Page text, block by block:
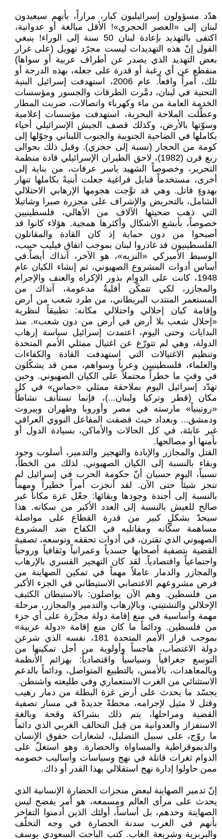
هدّد مسؤولون إسرائيليون كبار، مراراً، بأنهم سيعيدون
لبنان إلى «العصر الحجري»! الأقل مبالغة أو عدوانية،
اكتفى بالتهديد بإعادة لبنان 50 سنة إلى الوراء! ينبغي
القول إنّ هذه التهديدات ليست مجرّد تهويل (على غرار
بعض التهديد الذي يصدر عن أطراف عربية أو سواها)
منقطع عن أي رغبة أو قدرة على جعله، بهذه الدرجة أو
تلك، أمراً واقعاً. عام 2006، استهدفت إسرائيل البنية
التحتية في لبنان، دمَّرت الطرقات والجسور ومؤسسات
الخدمة العامة من ماء وكهرباء واتصالات، ضربت المطار
وعطَّلت الملاحة البحرية، استهدفت مؤسسات إعلامية
وسوّتها بالأرض، وكذلك قصف الجيش الإسرائيلي أحياء
بكاملها في الضاحية الجنوبية والجنوب اللبناني وحوّلها إلى
كومة من الحجار (نسبة إلى حجري). وقبل ذلك بحوالى
ربع قرن (1982)، لاحق الطيران الإسرائيلي قادة منظمة
التحرير، وخصوصاً الشهيد ياسر عرفات، من بناية إلى
أخرى، مستخدماً قنابل فراغية جعلت أبنيةً بكاملها تنهار
بهدوءٍ قاتل. وهي قد توَّجت هجومها الإرهابي الاحتلالي
الشامل، بالتحريض والإشراف على مجزرة صبرا وشاتيلا
التي ذهب ضحيتها الآلاف من الأهالي، فلسطينيين
خصوصاً، بأبشع الأشكال وأكثرها همجية. هؤلاء كانوا قد
أصبحوا من دون حماية إذ كان القادة والمقاتلون
الفلسطينيون قد غادروا لبنان بموجب اتفاق فيليب حبيب،
الوسيط الأميركي «النزيه»، هو الآخر، آنذاك أيضاً.في
أساس أدوات المشروع الصهيوني، ثم إنشاء الكيان عام
1948، كانت على الدوام بذور الإكراه والعنف والإجرام
والمجازر، لكي تتمكّن أقليةٌ مدعومة، آنذاك من
المستعمر المنتدب البريطاني، من طرد شعب من أرض
وإقامة كيان إحلالي واحتلالي مكانه: تطبيقاً لنظرية
«إحلال شعب بلا أرض في أرض من دون شعب». منذ
البدايات وحتى اليوم، اعتمدت إسرائيل سياسة إرهاب
الدولة، وهي لم تتورّع عن اغتيال ممثلي الأمم المتحدة
وتنظيم الاغتيالات التي استهدفت القادة والكفاءات
والعلماء، فلسطينيين وعرباً وسواهم، ممن قد يشكّلون
في وقتٍ ما خطراً محتملاً على الكيان الصهيوني. وحين
تهدّد إسرائيل اليوم بملاحقة ممثلي «حماس» في كل
مكان (قطر وتركيا ولبنان...)، فإنما تستأنف نشاطاً
«روتينياً» مارسته في مصر وأوروبا وطهران وبيروت
ودمشق... وبغداد حيث قصفت المفاعل النووي العراقي
غير عابئة، في كل الحالات والأماكن، بسيادة الدول أو
بأمنها أو مصالحها.
القتل والمجازر والإبادة والتهجير والتدمير، أسلوب وجود
وبقاء بالنسبة إلى الكيان الصهيوني. لذلك من الخطأ،
نسبياً، اليوم حسبان أنّ حكومة الحرب في إسرائيل لم
تنجز شيئاً حتى الآن. لقد أنجزت أمراً خطيراً ومهماً
بالنسبة إلى أجندة وجودها وبقائها: جعْل غزة مكاناً غير
صالح للعيش بالنسبة إلى العدد الأكبر من سكانه. هذا
سيحدّ بشكلٍ كبير من قدرة القطاع على مواصلة
مساهمة سكّانه ومقاتليه في الكفاح ضد المشروع
الصهيوني الذي تقترن، في أدوات تحققه وتوسعه، تصفية
القضية بتصفية أصحابها جسدياً وعمرانياً وثقافياً وروحياً
واجتماعياً واقتصادياً. لقد كان التهجير القسري بالإرهاب
والمجازر والدمار عاملاً مهماً في تمكين الصهاينة من
فرض مشروعهم الاغتصابي الاستيطاني في الجزء الأكبر
من فلسطين. وهم الآن يواصلون: بالاستيطان الكثيف
الإحلالي والتشتيتي، وبالإرهاب والتدمير والمجازر، مرحلة
مهمة وأساسية في منع إقامة دولة محرَّرة على أي جزء
من فلسطين. ودائماً ما كان منع إقامة «دولة عربية»
بموجب قرار الأمم المتحدة 181، نفسه الذي شرعن
دولة الاغتصاب، هاجساً وأولوية من أجل تمكينها من
التوسع جغرافياً وسياسياً واقتصادياً: بهزائم الأنظمة
وبالمعاهدات، بالأمس، بالتطبيع المتواصل، ودائماً بالدعم
الاستثنائي من الغرب الاستعماري وفي طليعته واشنطن.
يجسّد ما يحدث على أرض غزة البطلة من دمار رهيب
وقتل لا مثيل لإجرامه، محطةً جديدةً في مسار تصفية
القضية ومراحلها، يتم ذلك بشراكة وقحة وبالغة
الاستفزاز والعدوانية من قِبل التحالف الغربي الذي دائماً
ما روّج، على سبيل التضليل، لشعارات حقوق الإنسان
والديموقراطية والمساواة والحضارة. وهو استغلّ على
الدوام ثغرات قاتلة في نهج وسياسات وأساليب خصومه
ممن حاولوا إدارة نهج استقلالي بهذا القدر أو ذاك.
إنّ تدمير الصهاينة لبعض منجزات الحضارة الإنسانية الذي
يحدث على مرأى العالم ومسمعه، هو أمر يفضح ليس
الصهاينة وحدهم، بل أساساً، أولئك الذين أدمنوا التفاخر
بأنهم في الغرب سدنة الحضارة في وجه التخلّف
والبربرية وشريعة الغاب. كتب الباحث السعودي يوسف